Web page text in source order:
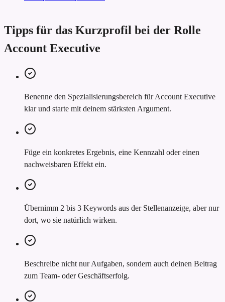
Tipps für das Kurzprofil bei der Rolle
Account Executive
Benenne den Spezialisierungsbereich für Account Executive
klar und starte mit deinem stärksten Argument.
Füge ein konkretes Ergebnis, eine Kennzahl oder einen
nachweisbaren Effekt ein.
Übernimm 2 bis 3 Keywords aus der Stellenanzeige, aber nur
dort, wo sie natürlich wirken.
Beschreibe nicht nur Aufgaben, sondern auch deinen Beitrag
zum Team- oder Geschäftserfolg.